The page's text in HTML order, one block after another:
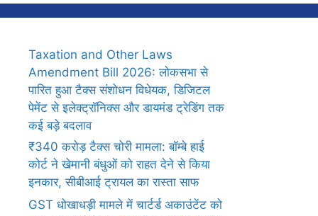
Taxation and Other Laws
Amendment Bill 2026: लोकसभा से
पारित हुआ टैक्स संशोधन विधेयक, डिजिटल
पेमेंट से इलेक्ट्रॉनिक्स और डायमंड ट्रेडिंग तक
कई बड़े बदलाव
₹340 करोड़ टैक्स चोरी मामला: बॉम्बे हाई
कोर्ट ने खेमानी बंधुओं को राहत देने से किया
इनकार, सीबीआई ट्रायल का रास्ता साफ
GST धोखाधड़ी मामले में चार्टर्ड अकाउंटेंट को